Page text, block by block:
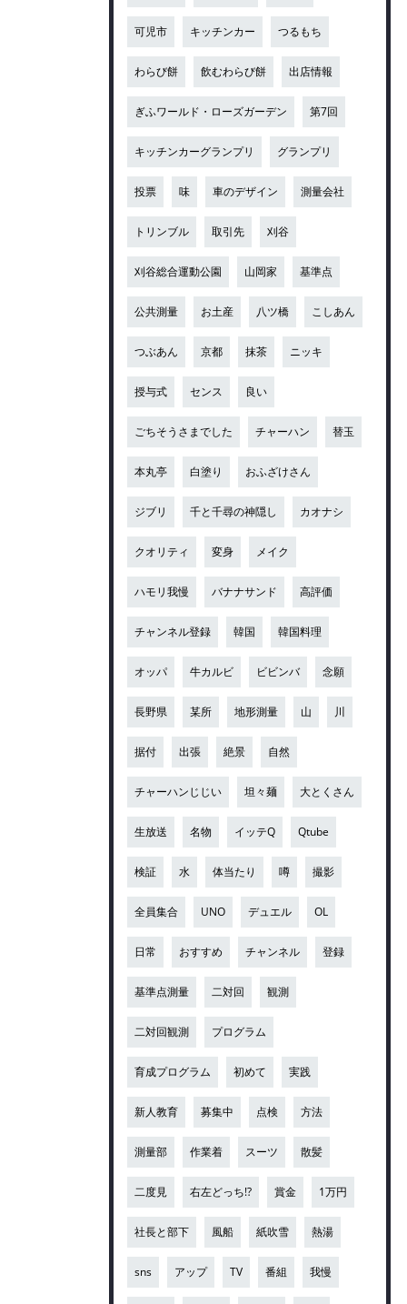
可児市 キッチンカー つるもち
わらび餅 飲むわらび餅 出店情報
ぎふワールド・ローズガーデン 第7回
キッチンカーグランプリ グランプリ
投票 味 車のデザイン 測量会社
トリンブル 取引先 刈谷
刈谷総合運動公園 山岡家 基準点
公共測量 お土産 八ツ橋 こしあん
つぶあん 京都 抹茶 ニッキ
授与式 センス 良い
ごちそうさまでした チャーハン 替玉
本丸亭 白塗り おふざけさん
ジブリ 千と千尋の神隠し カオナシ
クオリティ 変身 メイク
ハモリ我慢 バナナサンド 高評価
チャンネル登録 韓国 韓国料理
オッパ 牛カルビ ビビンバ 念願
長野県 某所 地形測量 山 川
据付 出張 絶景 自然
チャーハンじじい 坦々麺 大とくさん
生放送 名物 イッテQ Qtube
検証 水 体当たり 噂 撮影
全員集合 UNO デュエル OL
日常 おすすめ チャンネル 登録
基準点測量 二対回 観測
二対回観測 プログラム
育成プログラム 初めて 実践
新人教育 募集中 点検 方法
測量部 作業着 スーツ 散髪
二度見 右左どっち!? 賞金 1万円
社長と部下 風船 紙吹雪 熱湯
sns アップ TV 番組 我慢